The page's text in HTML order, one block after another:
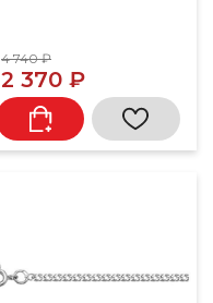
4 740 ₽
2 370 ₽